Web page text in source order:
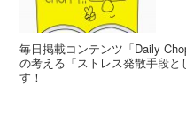
毎日掲載コンテンツ「Daily
の考える「ストレス発散手段
す！